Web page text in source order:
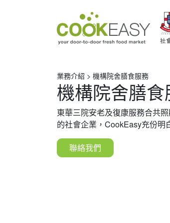
業務介紹 > 機構院舍膳食服務
機構院舍膳食
東華三院安老及復康服務合共
的社會企業，CookEasy充份明
聯絡我們